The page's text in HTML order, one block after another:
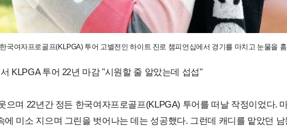
국여자프로골프(KLPGA) 투어 고별전인 하이트 진로 챔피언십에서 경기를 마치고 눈물을
KLPGA 투어 22년 마감 "시원할 줄 알았는데 섭섭"
으며 22년간 정든 한국여자프로골프(KLPGA) 투어를 떠날 작정이었다.
에 미소 지으며 그린을 벗어나는 데는 성공했다. 그런데 캐디를 맡았던